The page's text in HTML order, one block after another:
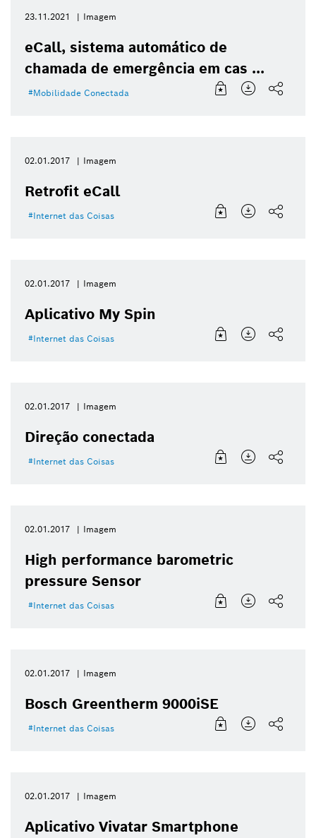
23.11.2021 Imagem
eCall, sistema automático de
chamada de emergência em cas ...
Mobilidade Conectada
02.01.2017 Imagem
Retrofit eCall
Internet das Coisas
02.01.2017 Imagem
Aplicativo My Spin
Internet das Coisas
02.01.2017 Imagem
Direção conectada
Internet das Coisas
02.01.2017 Imagem
High performance barometric
pressure Sensor
Internet das Coisas
02.01.2017 Imagem
Bosch Greentherm 9000iSE
Internet das Coisas
02.01.2017 Imagem
Aplicativo Vivatar Smartphone